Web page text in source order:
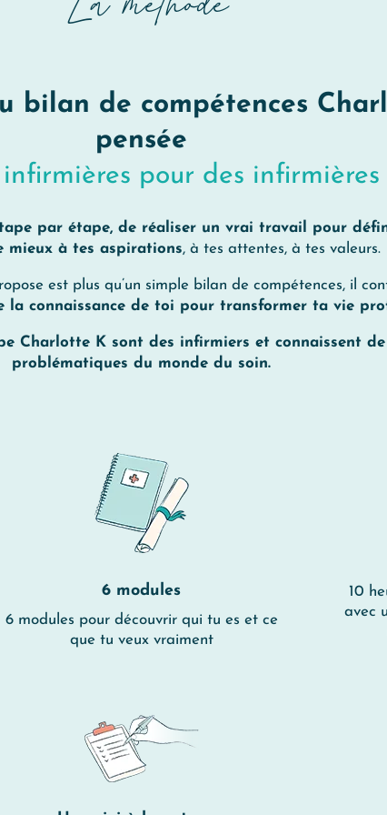
bilan de compétences
pensée
pour des infirmières
par étape, de réaliser un vrai travail pour
mieux à tes aspirations, à tes attentes, à tes valeurs.
est plus qu’un simple bilan de compétences, il
la connaissance de toi pour transformer ta vie
Charlotte K sont des infirmiers et connaissent
problématiques du monde du soin.
6 modules
6 modules pour découvrir qui tu es et ce
que tu veux vraiment
10
avec